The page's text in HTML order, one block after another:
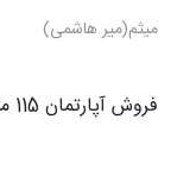
میثم(میر هاشمی)
فروش آپارتمان 115 متری